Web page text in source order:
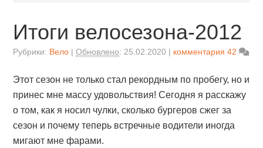
Итоги велосезона-2012
Рубрики: Вело Обновлено: 25.02.2020 комментария 42
Этот сезон не только стал рекордным по пробегу, но и
принес мне массу удовольствия! Сегодня я расскажу
о том, как я носил чулки, сколько бургеров сжег за
сезон и почему теперь встречные водители иногда
мигают мне фарами.